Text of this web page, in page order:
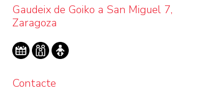
Gaudeix de Goiko a San Miguel 7,
Zaragoza
Contacte